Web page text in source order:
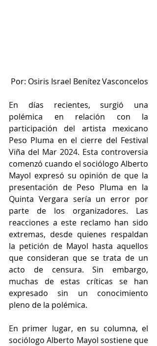
Por: Osiris Israel Benítez Vasconcelos
En días recientes, surgió una
polémica en relación con la
participación del artista mexicano
Peso Pluma en el cierre del Festival
Viña del Mar 2024. Esta controversia
comenzó cuando el sociólogo Alberto
Mayol expresó su opinión de que la
presentación de Peso Pluma en la
Quinta Vergara sería un error por
parte de los organizadores. Las
reacciones a este reclamo han sido
extremas, desde quienes respaldan
la petición de Mayol hasta aquellos
que consideran que se trata de un
acto de censura. Sin embargo,
muchas de estas críticas se han
expresado sin un conocimiento
pleno de la polémica.
En primer lugar, en su columna, el
sociólogo Alberto Mayol sostiene que